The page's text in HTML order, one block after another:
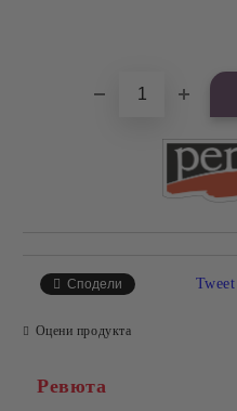
Сподели Tweet
Оцени продукта
Ревюта